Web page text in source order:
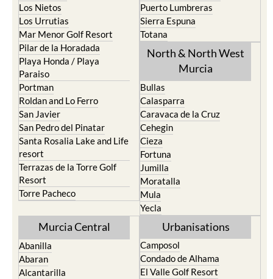
Los Nietos
Los Urrutias
Mar Menor Golf Resort
Pilar de la Horadada
Playa Honda / Playa
Paraiso
Portman
Roldan and Lo Ferro
San Javier
San Pedro del Pinatar
Santa Rosalia Lake and Life
resort
Terrazas de la Torre Golf
Resort
Torre Pacheco
Puerto Lumbreras
Sierra Espuna
Totana
North & North West
Murcia
Bullas
Calasparra
Caravaca de la Cruz
Cehegin
Cieza
Fortuna
Jumilla
Moratalla
Mula
Yecla
Murcia Central
Abanilla
Abaran
Alcantarilla
Urbanisations
Camposol
Condado de Alhama
El Valle Golf Resort